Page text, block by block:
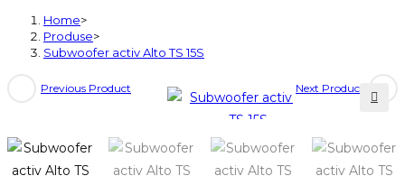
Home>
Produse>
Subwoofer activ Alto TS 15S
Previous Product Next Product